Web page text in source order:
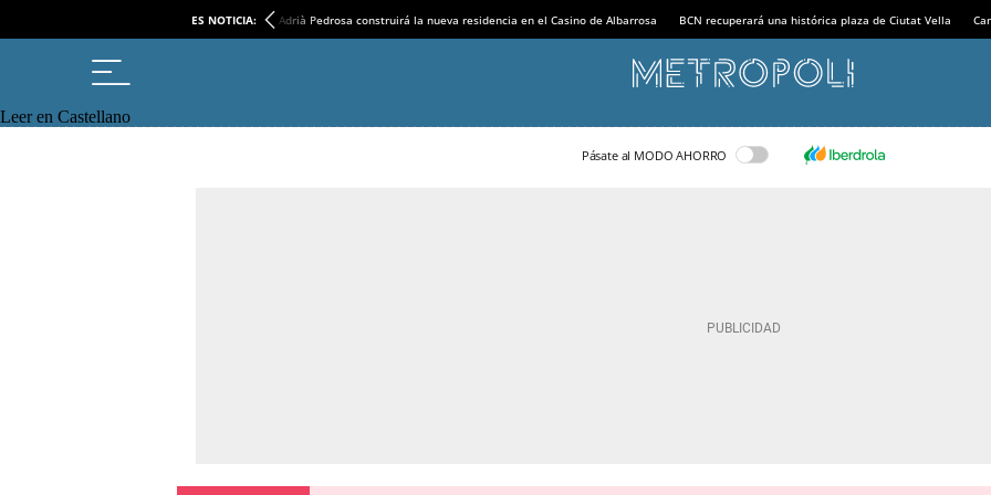
ES NOTICIA: Adrià Pedrosa construirá la nueva residencia en el Casino de Albarrosa BCN recuperará una histórica plaza de Ciutat Vella
Leer en Castellano
Pásate al MODO AHORRO